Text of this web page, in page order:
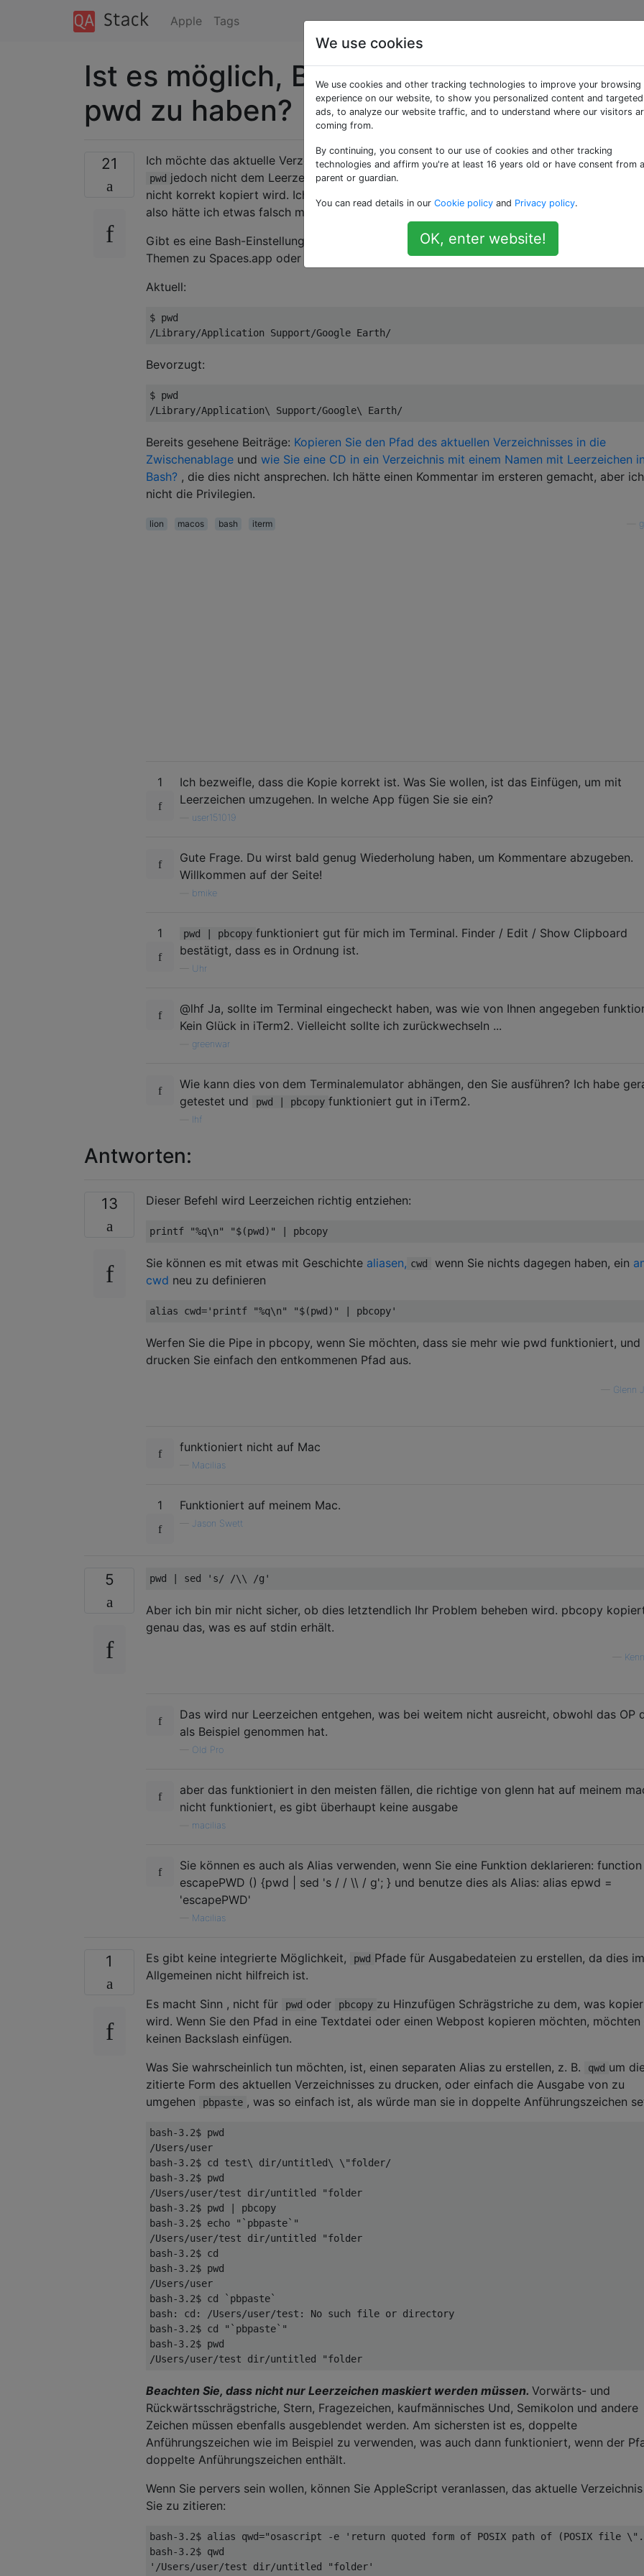
Apple Tags
Ist es möglich, Bash-Escape-Räume in
pwd zu haben?
21 Ich möchte das aktuelle Verzeichnis in die Zwischenablage kopieren pwd | pbcopy .
pwd jedoch nicht dem Leerzeichen, so dass etwas in "Anwendungsunterstützung"
nicht korrekt kopiert wird. Ich scheine mich nicht daran zu erinnern, dass dies immer der
also hätte ich etwas falsch machen können. ITerm2 benutzen.
Gibt es eine Bash-Einstellung, um alles zu entkommen? Probleme beim Suchen, zu viele
Themen zu Spaces.app oder
Aktuell:
$ pwd
/Library/Application Support/Google Earth/
Bevorzugt:
$ pwd
/Library/Application\ Support/Google\ Earth/
Bereits gesehene Beiträge: Kopieren Sie den Pfad des aktuellen Verzeichnisses in die
Zwischenablage und wie Sie eine CD in ein Verzeichnis mit einem Namen mit Leerzeichen in
Bash? , die dies nicht ansprechen. Ich hätte einen Kommentar im ersteren gemacht, aber
nicht die Privilegien.
lion macos bash iterm
1
Ich bezweifle, dass die Kopie korrekt ist. Was Sie wollen, ist das Einfügen, um mit
Leerzeichen umzugehen. In welche App fügen Sie sie ein?
user151019
Gute Frage. Du wirst bald genug Wiederholung haben, um Kommentare abzugeben.
Willkommen auf der Seite!
bmike
1 pwd | pbcopy funktioniert gut für mich im Terminal. Finder / Edit / Show Clipboard
bestätigt, dass es in Ordnung ist.
Uhr
@lhf Ja, sollte im Terminal eingecheckt haben, was wie von Ihnen angegeben
Kein Glück in iTerm2. Vielleicht sollte ich zurückwechseln ...
greenwar
Wie kann dies von dem Terminalemulator abhängen, den Sie ausführen? Ich habe
getestet und
pwd | pbcopy funktioniert gut in iTerm2.
lhf
Antworten:
13 Dieser Befehl wird Leerzeichen richtig entziehen:
printf "%q\n" "$(pwd)" | pbcopy
Sie können es mit etwas mit Geschichte aliasen, cwd wenn Sie nichts dagegen haben, ein
cwd neu zu definieren
alias cwd='printf "%q\n" "$(pwd)" | pbcopy'
Werfen Sie die Pipe in pbcopy, wenn Sie möchten, dass sie mehr wie pwd funktioniert, und
drucken Sie einfach den entkommenen Pfad aus.
Glenn
funktioniert nicht auf Mac
Macilias
1 Funktioniert auf meinem Mac.
Jason Swett
5 pwd | sed 's/ /\\ /g'
Aber ich bin mir nicht sicher, ob dies letztendlich Ihr Problem beheben wird. pbcopy
genau das, was es auf stdin erhält.
Das wird nur Leerzeichen entgehen, was bei weitem nicht ausreicht, obwohl das OP
als Beispiel genommen hat.
Old Pro
aber das funktioniert in den meisten fällen, die richtige von glenn hat auf meinem
nicht funktioniert, es gibt überhaupt keine ausgabe
macilias
Sie können es auch als Alias ​​verwenden, wenn Sie eine Funktion deklarieren: function
escapePWD () {pwd | sed 's / / \\ / g'; } und benutze dies als Alias: alias epwd =
'escapePWD'
Macilias
1 Es gibt keine integrierte Möglichkeit, pwd Pfade für Ausgabedateien zu erstellen, da dies im
Allgemeinen nicht hilfreich ist.
Es macht Sinn , nicht für
pwd oder pbcopy zu Hinzufügen Schrägstriche zu dem, was
wird. Wenn Sie den Pfad in eine Textdatei oder einen Webpost kopieren möchten, möchten
keinen Backslash einfügen.
Was Sie wahrscheinlich tun möchten, ist, einen separaten Alias ​​zu erstellen, z. B.
qwd um
zitierte Form des aktuellen Verzeichnisses zu drucken, oder einfach die Ausgabe von zu
umgehen
pbpaste , was so einfach ist, als würde man sie in doppelte Anführungszeichen
bash-3.2$ pwd
/Users/user
bash-3.2$ cd test\ dir/untitled\ \"folder/
bash-3.2$ pwd
/Users/user/test dir/untitled "folder
bash-3.2$ pwd | pbcopy
bash-3.2$ echo "`pbpaste`"
/Users/user/test dir/untitled "folder
bash-3.2$ cd
bash-3.2$ pwd
/Users/user
bash-3.2$ cd `pbpaste`
bash: cd: /Users/user/test: No such file or directory
bash-3.2$ cd "`pbpaste`"
bash-3.2$ pwd
/Users/user/test dir/untitled "folder
Beachten Sie, dass nicht nur Leerzeichen maskiert werden müssen. Vorwärts- und
Rückwärtsschrägstriche, Stern, Fragezeichen, kaufmännisches Und, Semikolon und andere
Zeichen müssen ebenfalls ausgeblendet werden. Am sichersten ist es, doppelte
Anführungszeichen wie im Beispiel zu verwenden, was auch dann funktioniert, wenn der
doppelte Anführungszeichen enthält.
Wenn Sie pervers sein wollen, können Sie AppleScript veranlassen, das aktuelle
Sie zu zitieren:
bash-3.2$ alias qwd="osascript -e 'return quoted form of POSIX path of (POSIX file
bash-3.2$ qwd
'/Users/user/test dir/untitled "folder'
We use cookies
We use cookies and other tracking technologies to improve your browsing
experience on our website, to show you personalized content and targeted
ads, to analyze our website traffic, and to understand where our visitors
coming from.
By continuing, you consent to our use of cookies and other tracking
technologies and affirm you're at least 16 years old or have consent from a
parent or guardian.
You can read details in our Cookie policy and Privacy policy.
OK, enter website!